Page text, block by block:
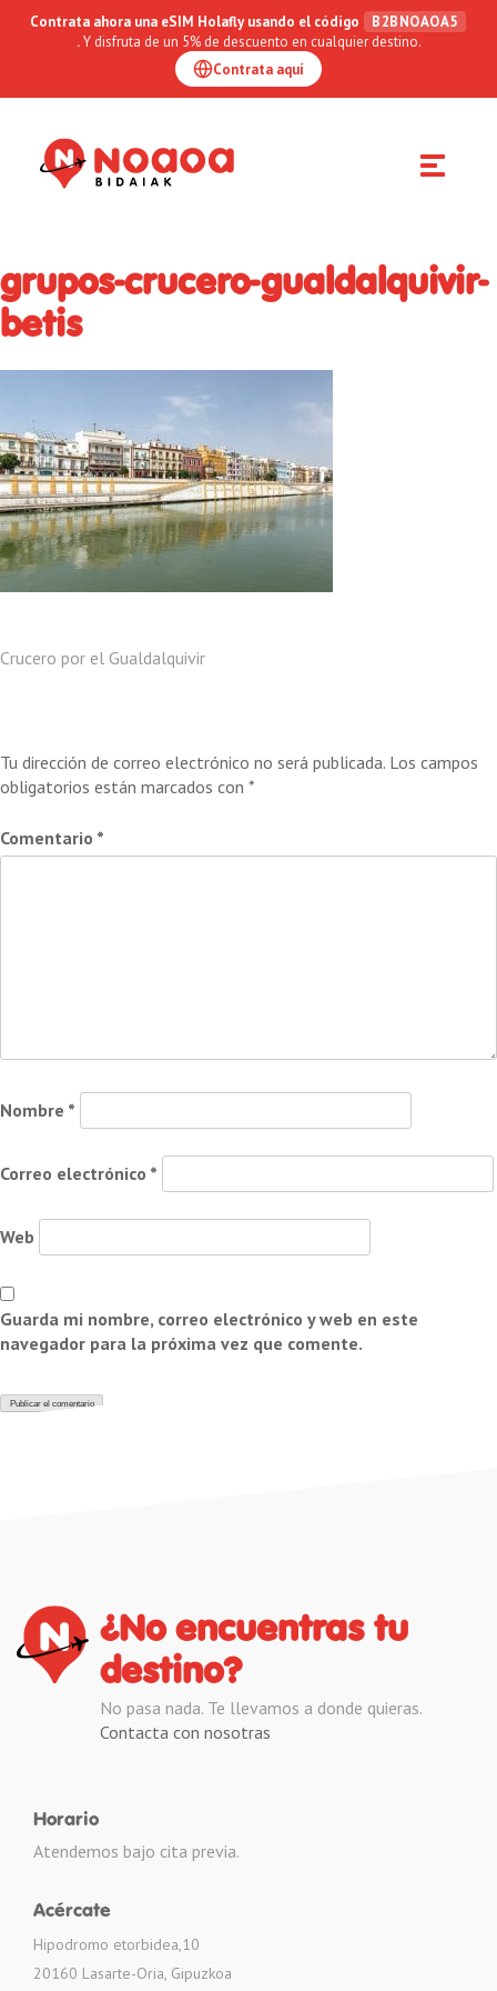
Contrata ahora una eSIM Holafly usando el código
B2BNOAOA5
. Y disfruta de un 5% de descuento en cualquier destino.
Contrata aquí
Toggle
navigation
grupos-crucero-gualdalquivir-
betis
Navegación
Crucero por el Gualdalquivir
Tu dirección de correo electrónico no será publicada. Los campos
obligatorios están marcados con *
Comentario *
Nombre *
Correo electrónico *
Web
Guarda mi nombre, correo electrónico y web en este
navegador para la próxima vez que comente.
¿No encuentras tu
destino?
No pasa nada. Te llevamos a donde quieras.
Contacta con nosotras
Horario
Atendemos bajo cita previa.
Acércate
Hipodromo etorbidea,10
20160 Lasarte-Oria, Gipuzkoa